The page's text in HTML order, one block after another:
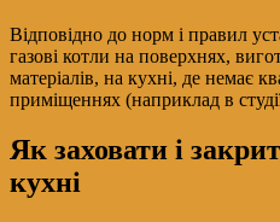
Відповідно до норм і правил
газові котли на поверхнях,
матеріалів, на кухні, де немає
приміщеннях (наприклад в
Як заховати і
кухні